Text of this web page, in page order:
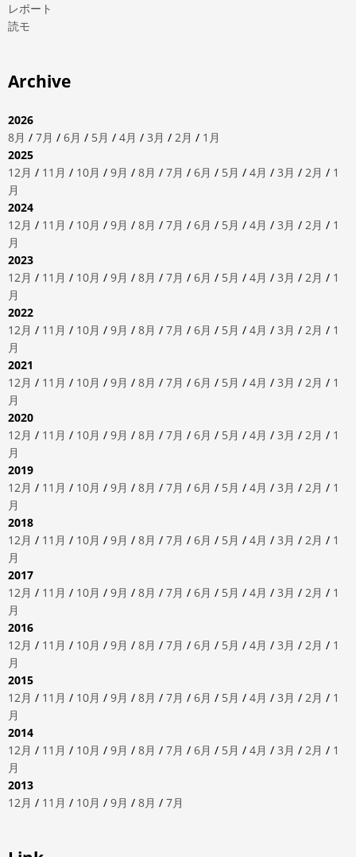
レポート
読モ
Archive
2026
8月 / 7月 / 6月 / 5月 / 4月 / 3月 / 2月 / 1月
2025
12月 / 11月 / 10月 / 9月 / 8月 / 7月 / 6月 / 5月 / 4月 / 3月 / 2月 / 1
月
2024
12月 / 11月 / 10月 / 9月 / 8月 / 7月 / 6月 / 5月 / 4月 / 3月 / 2月 / 1
月
2023
12月 / 11月 / 10月 / 9月 / 8月 / 7月 / 6月 / 5月 / 4月 / 3月 / 2月 / 1
月
2022
12月 / 11月 / 10月 / 9月 / 8月 / 7月 / 6月 / 5月 / 4月 / 3月 / 2月 / 1
月
2021
12月 / 11月 / 10月 / 9月 / 8月 / 7月 / 6月 / 5月 / 4月 / 3月 / 2月 / 1
月
2020
12月 / 11月 / 10月 / 9月 / 8月 / 7月 / 6月 / 5月 / 4月 / 3月 / 2月 / 1
月
2019
12月 / 11月 / 10月 / 9月 / 8月 / 7月 / 6月 / 5月 / 4月 / 3月 / 2月 / 1
月
2018
12月 / 11月 / 10月 / 9月 / 8月 / 7月 / 6月 / 5月 / 4月 / 3月 / 2月 / 1
月
2017
12月 / 11月 / 10月 / 9月 / 8月 / 7月 / 6月 / 5月 / 4月 / 3月 / 2月 / 1
月
2016
12月 / 11月 / 10月 / 9月 / 8月 / 7月 / 6月 / 5月 / 4月 / 3月 / 2月 / 1
月
2015
12月 / 11月 / 10月 / 9月 / 8月 / 7月 / 6月 / 5月 / 4月 / 3月 / 2月 / 1
月
2014
12月 / 11月 / 10月 / 9月 / 8月 / 7月 / 6月 / 5月 / 4月 / 3月 / 2月 / 1
月
2013
12月 / 11月 / 10月 / 9月 / 8月 / 7月